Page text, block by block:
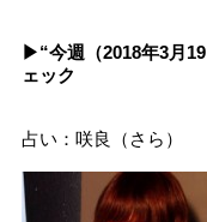
▶︎“今週（2018年3月
ェック
占い：咲良（さら）